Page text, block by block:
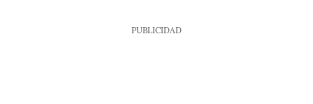
PUBLICIDAD